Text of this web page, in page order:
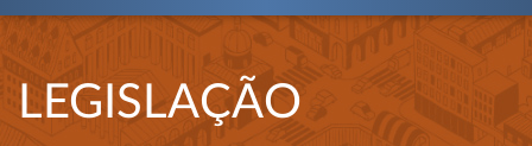
LEGISLAÇÃO